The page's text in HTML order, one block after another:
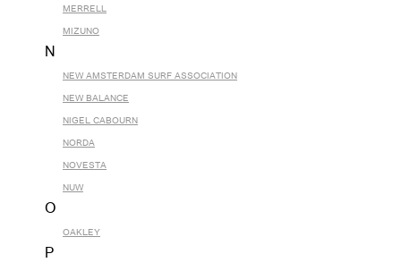
MERRELL
MIZUNO
N
NEW AMSTERDAM SURF ASSOCIATION
NEW BALANCE
NIGEL CABOURN
NORDA
NOVESTA
NUW
O
OAKLEY
P